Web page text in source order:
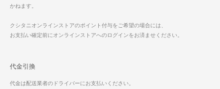
かねます。
クシタニオンラインストアのポイント付与をご希望の場合には、
お支払い確定前にオンラインストアへのログインをお済ませください。
代金引換
代金は配送業者のドライバーにお支払いください。